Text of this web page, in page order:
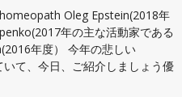
Oleg Epstein(2018年
年の主な活動家である
年度） 今年の悲しい
て、今日、ご紹介しましょう優